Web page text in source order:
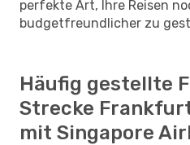
perfekte Art, Ihre Reisen
budgetfreundlicher zu
Häufig gestellte
Strecke
mit Singapore